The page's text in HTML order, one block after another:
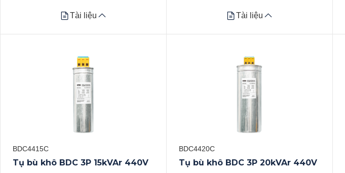
Tài liệu Tài liệu
BDC4415C
Tụ bù khô BDC 3P 15kVAr 440V
BDC4420C
Tụ bù khô BDC 3P 20kVAr 440V